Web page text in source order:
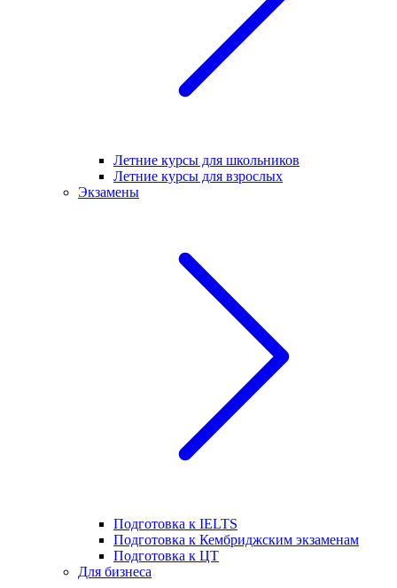
Летние курсы для школьников
Летние курсы для взрослых
Экзамены
Подготовка к IELTS
Подготовка к Кембриджским экзаменам
Подготовка к ЦТ
Для бизнеса